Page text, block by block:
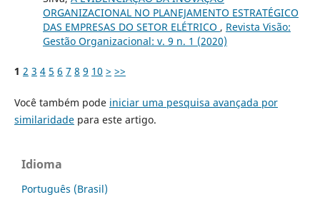
ORGANIZACIONAL NO PLANEJAMENTO ESTRATÉGICO
DAS EMPRESAS DO SETOR ELÉTRICO , Revista Visão:
Gestão Organizacional: v. 9 n. 1 (2020)
1 2 3 4 5 6 7 8 9 10 > >>
Você também pode iniciar uma pesquisa avançada por
similaridadepara este artigo.
Idioma
Português (Brasil)